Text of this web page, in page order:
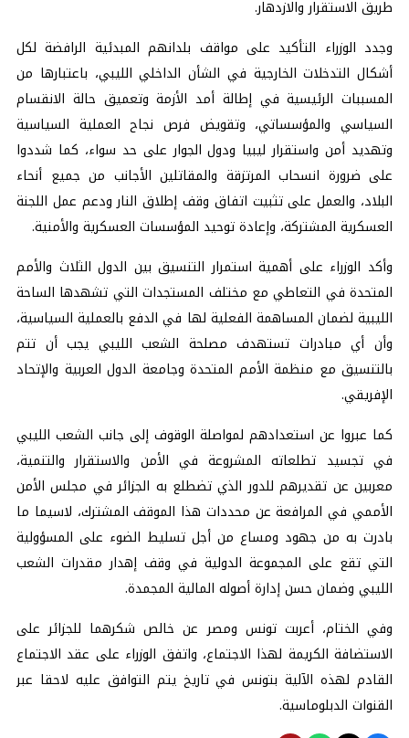
طريق الاستقرار والازدهار.
وجدد الوزراء التأكيد على مواقف بلدانهم المبدئية الرافضة لكل
أشكال التدخلات الخارجية في الشأن الداخلي الليبي، باعتبارها من
المسببات الرئيسية في إطالة أمد الأزمة وتعميق حالة الانقسام
السياسي والمؤسساتي، وتقويض فرص نجاح العملية السياسية
وتهديد أمن واستقرار ليبيا ودول الجوار على حد سواء، كما شددوا
على ضرورة انسحاب المرتزقة والمقاتلين الأجانب من جميع أنحاء
البلاد، والعمل على تثبيت اتفاق وقف إطلاق النار ودعم عمل اللجنة
العسكرية المشتركة، وإعادة توحيد المؤسسات العسكرية والأمنية.
وأكد الوزراء على أهمية استمرار التنسيق بين الدول الثلاث والأمم
المتحدة في التعاطي مع مختلف المستجدات التي تشهدها الساحة
الليبية لضمان المساهمة الفعلية لها في الدفع بالعملية السياسية،
وأن أي مبادرات تستهدف مصلحة الشعب الليبي يجب أن تتم
بالتنسيق مع منظمة الأمم المتحدة وجامعة الدول العربية والإتحاد
الإفريقي.
كما عبروا عن استعدادهم لمواصلة الوقوف إلى جانب الشعب الليبي
في تجسيد تطلعاته المشروعة في الأمن والاستقرار والتنمية،
معربين عن تقديرهم للدور الذي تضطلع به الجزائر في مجلس الأمن
الأممي في المرافعة عن محددات هذا الموقف المشترك، لاسيما ما
بادرت به من جهود ومساع من أجل تسليط الضوء على المسؤولية
التي تقع على المجموعة الدولية في وقف إهدار مقدرات الشعب
الليبي وضمان حسن إدارة أصوله المالية المجمدة.
وفي الختام، أعربت تونس ومصر عن خالص شكرهما للجزائر على
الاستضافة الكريمة لهذا الاجتماع، واتفق الوزراء على عقد الاجتماع
القادم لهذه الآلية بتونس في تاريخ يتم التوافق عليه لاحقا عبر
القنوات الدبلوماسية.